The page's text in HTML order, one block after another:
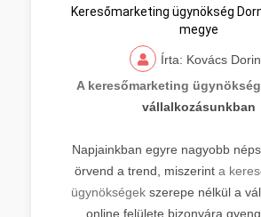
Keresőmarketing ügynökség
megye
Írta: Kovács
A keresőmarketing ügynökség
vállalkozásunkban
Napjainkban egyre nagyobb
örvend a trend, miszerint a
ügynökségek szerepe nélkül a
online felülete bizonyára